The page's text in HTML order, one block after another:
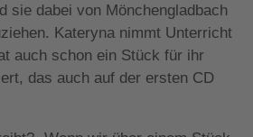
sie dabei von Mönchengladbach
Kateryna nimmt Unterricht
auch schon ein Stück für ihr
das auch auf der ersten CD